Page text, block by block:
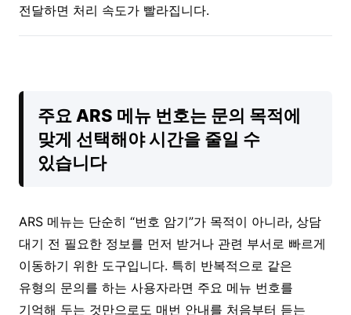
전달하면 처리 속도가 빨라집니다.
주요 ARS 메뉴 번호는 문의 목적에
맞게 선택해야 시간을 줄일 수
있습니다
ARS 메뉴는 단순히 “번호 암기”가 목적이 아니라, 상담
대기 전 필요한 정보를 먼저 받거나 관련 부서로 빠르게
이동하기 위한 도구입니다. 특히 반복적으로 같은
유형의 문의를 하는 사용자라면 주요 메뉴 번호를
기억해 두는 것만으로도 매번 안내를 처음부터 듣는